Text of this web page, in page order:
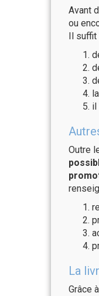
Avant
ou
Il suffit
il
Outre
La
Grâce